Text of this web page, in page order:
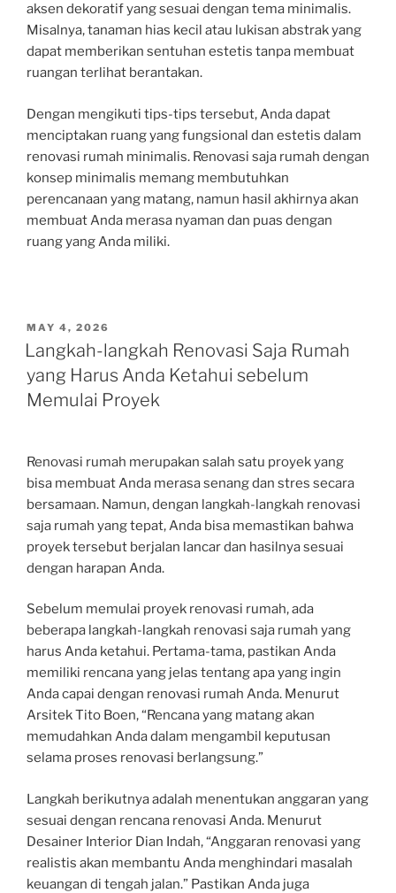
aksen dekoratif yang sesuai dengan tema minimalis.
Misalnya, tanaman hias kecil atau lukisan abstrak yang
dapat memberikan sentuhan estetis tanpa membuat
ruangan terlihat berantakan.
Dengan mengikuti tips-tips tersebut, Anda dapat
menciptakan ruang yang fungsional dan estetis dalam
renovasi rumah minimalis. Renovasi saja rumah dengan
konsep minimalis memang membutuhkan
perencanaan yang matang, namun hasil akhirnya akan
membuat Anda merasa nyaman dan puas dengan
ruang yang Anda miliki.
POSTED
ON
MAY 4, 2026
Langkah-langkah Renovasi Saja Rumah
yang Harus Anda Ketahui sebelum
Memulai Proyek
Renovasi rumah merupakan salah satu proyek yang
bisa membuat Anda merasa senang dan stres secara
bersamaan. Namun, dengan langkah-langkah renovasi
saja rumah yang tepat, Anda bisa memastikan bahwa
proyek tersebut berjalan lancar dan hasilnya sesuai
dengan harapan Anda.
Sebelum memulai proyek renovasi rumah, ada
beberapa langkah-langkah renovasi saja rumah yang
harus Anda ketahui. Pertama-tama, pastikan Anda
memiliki rencana yang jelas tentang apa yang ingin
Anda capai dengan renovasi rumah Anda. Menurut
Arsitek Tito Boen, “Rencana yang matang akan
memudahkan Anda dalam mengambil keputusan
selama proses renovasi berlangsung.”
Langkah berikutnya adalah menentukan anggaran yang
sesuai dengan rencana renovasi Anda. Menurut
Desainer Interior Dian Indah, “Anggaran renovasi yang
realistis akan membantu Anda menghindari masalah
keuangan di tengah jalan.” Pastikan Anda juga